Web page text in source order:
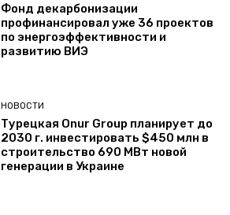
Фонд декарбонизации
профинансировал уже 36 проектов
по энергоэффективности и
развитию ВИЭ
НОВОСТИ
Турецкая Onur Group планирует до
2030 г. инвестировать $450 млн в
строительство 690 МВт новой
генерации в Украине